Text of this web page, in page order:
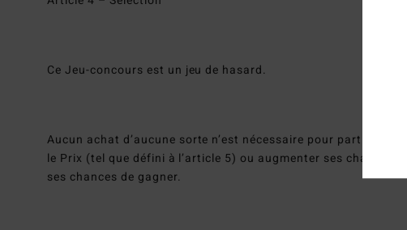
Ce Jeu-concours est un jeu de hasard.
Aucun achat d’aucune sorte n’est nécessaire pour participer
le Prix (tel que défini à l’article 5) ou augmenter ses chances
ses chances de gagner.